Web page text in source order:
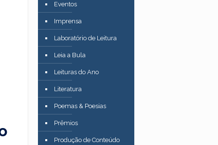
Eventos
Imprensa
Laboratório de Leitura
Leia a Bula
Leituras do Ano
Literatura
Poemas & Poesias
Prêmios
Produção de Conteúdo